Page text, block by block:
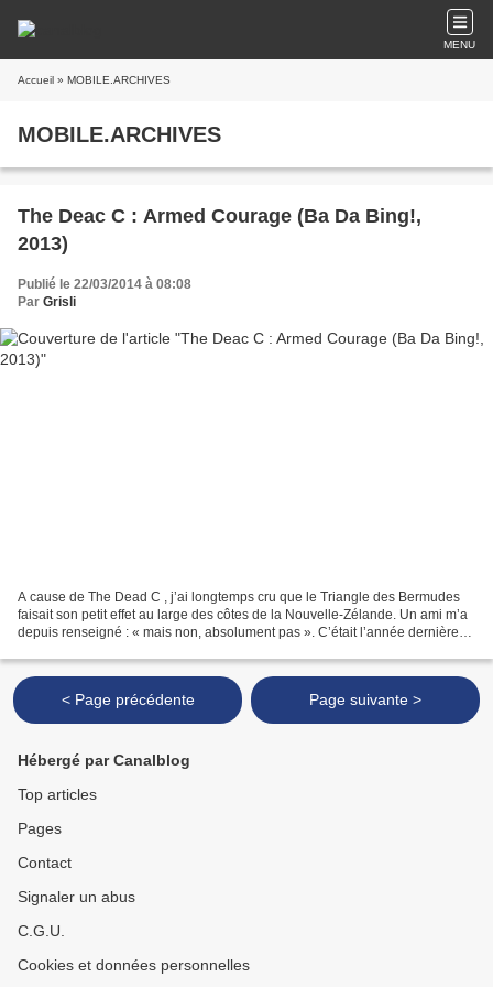
MENU
Accueil » MOBILE.ARCHIVES
MOBILE.ARCHIVES
The Deac C : Armed Courage (Ba Da Bing!,
2013)
Publié le 22/03/2014 à 08:08
Par Grisli
A cause de The Dead C , j’ai longtemps cru que le Triangle des Bermudes
faisait son petit effet au large des côtes de la Nouvelle-Zélande. Un ami m’a
depuis renseigné : « mais non, absolument pas ». C’était l’année dernière
< Page précédente Page suivante >
Hébergé par Canalblog
Top articles
Pages
Contact
Signaler un abus
C.G.U.
Cookies et données personnelles